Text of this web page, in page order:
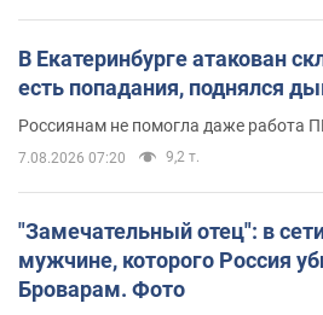
В Екатеринбурге атакован
есть попадания, поднялся
Россиянам не помогла даже работа
7.08.2026 07:20 9,2 т.
"Замечательный отец": в
мужчине, которого Россия
Броварам. Фото